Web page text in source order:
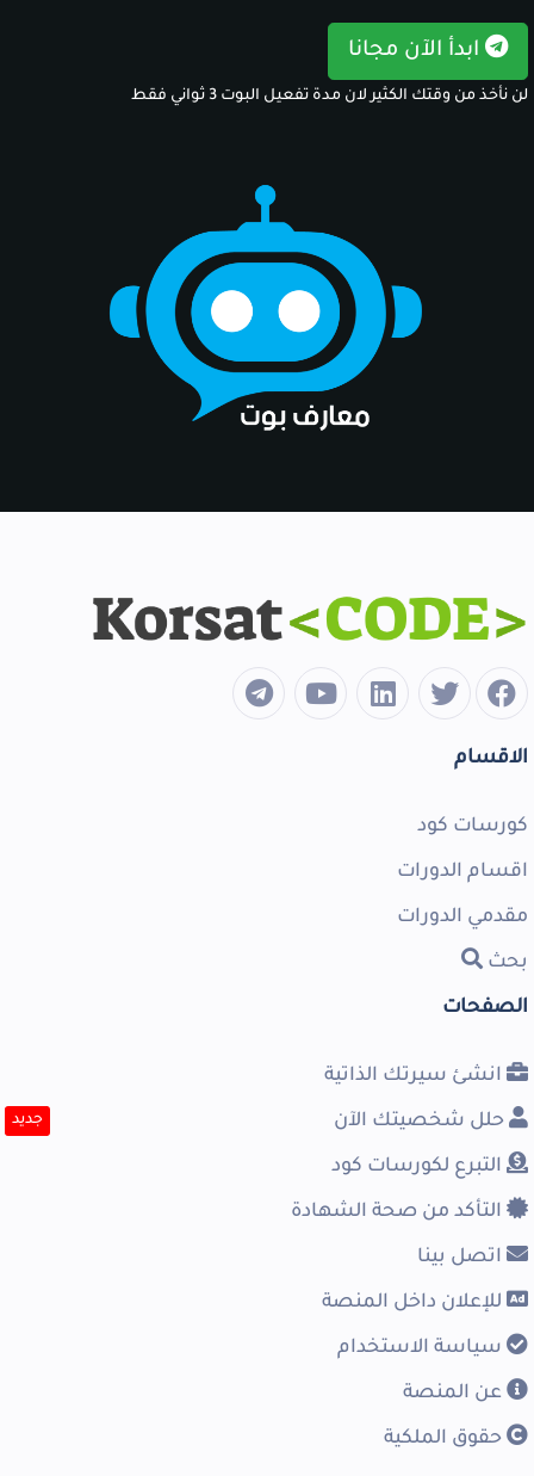
ابدأ الآن مجانا
لن نأخذ من وقتك الكثير لان مدة تفعيل البوت 3 ثواني فقط
الاقسام
كورسات كود
اقسام الدورات
مقدمي الدورات
بحث
الصفحات
انشئ سيرتك الذاتية
حلل شخصيتك الآن جديد
التبرع لكورسات كود
التأكد من صحة الشهادة
اتصل بينا
للإعلان داخل المنصة
سياسة الاستخدام
عن المنصة
حقوق الملكية